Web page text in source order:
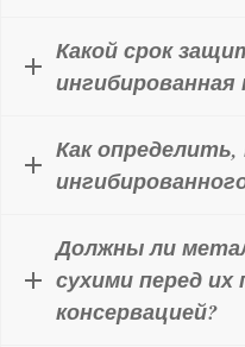
Какой срок
ингибированная
Как определить,
Должны ли
сухими перед их
консервацией?